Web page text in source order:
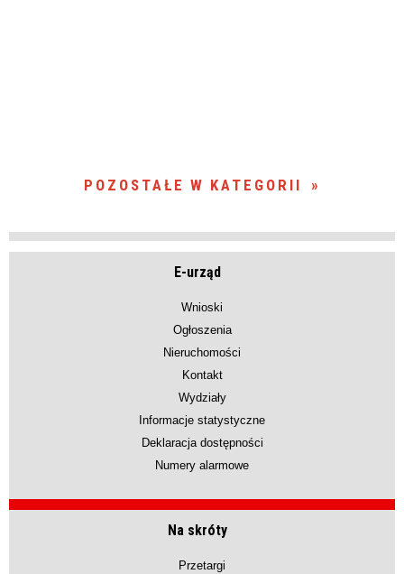
POZOSTAŁE W KATEGORII
E-urząd
Wnioski
Ogłoszenia
Nieruchomości
Kontakt
Wydziały
Informacje statystyczne
Deklaracja dostępności
Numery alarmowe
Na skróty
Przetargi